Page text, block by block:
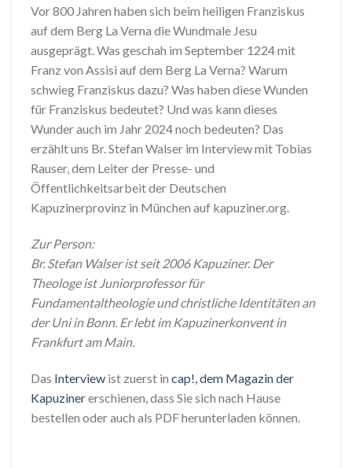
Vor 800 Jahren haben sich beim heiligen Franziskus
auf dem Berg La Verna die Wundmale Jesu
ausgeprägt. Was geschah im September 1224 mit
Franz von Assisi auf dem Berg La Verna? Warum
schwieg Franziskus dazu? Was haben diese Wunden
für Franziskus bedeutet? Und was kann dieses
Wunder auch im Jahr 2024 noch bedeuten? Das
erzählt uns Br. Stefan Walser im Interview mit Tobias
Rauser, dem Leiter der Presse- und
Öffentlichkeitsarbeit der Deutschen
Kapuzinerprovinz in München auf kapuziner.org.
Zur Person:
Br. Stefan Walser ist seit 2006 Kapuziner. Der
Theologe ist Juniorprofessor für
Fundamentaltheologie und christliche Identitäten an
der Uni in Bonn. Er lebt im Kapuzinerkonvent in
Frankfurt am Main.
Das Interview ist zuerst in cap!, dem Magazin der
Kapuzinererschienen, dass Sie sich nach Hause
bestellen oder auch als PDF herunterladen können.